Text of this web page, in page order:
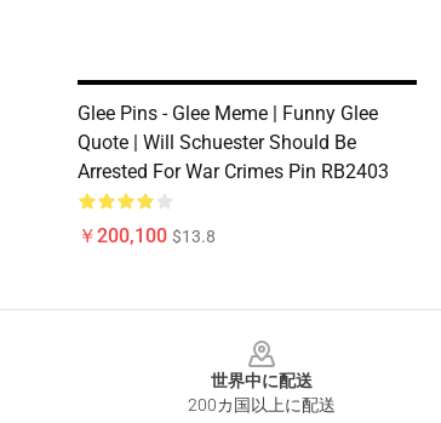
Glee Pins - Glee Meme | Funny Glee
Quote | Will Schuester Should Be
Arrested For War Crimes Pin RB2403
￥200,100 $13.8
世界中に配送
200カ国以上に配送